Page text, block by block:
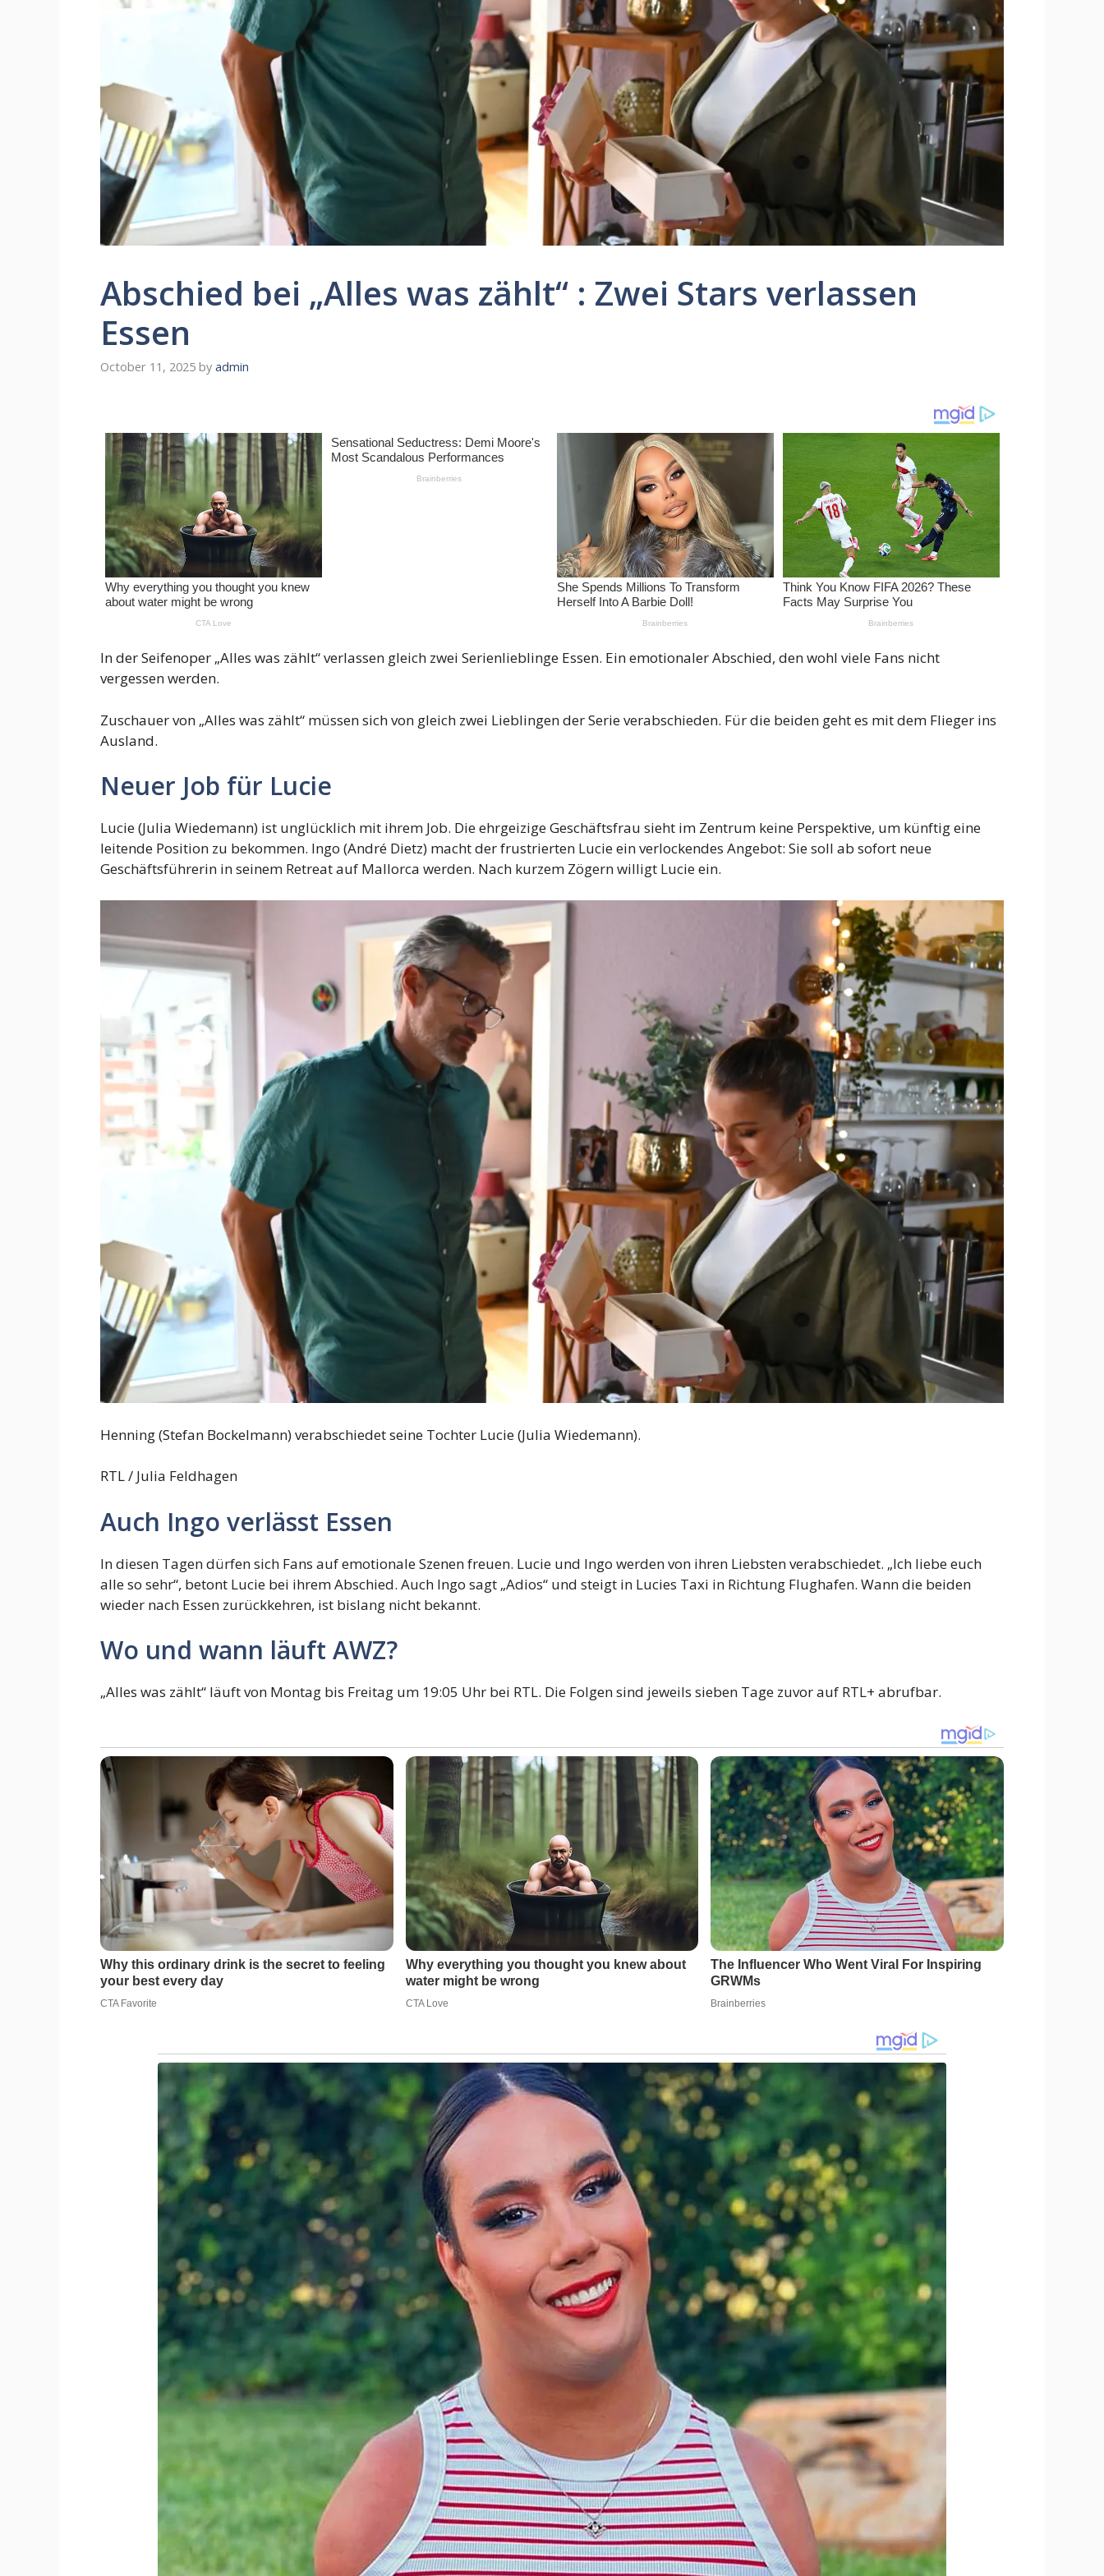
Abschied bei „Alles was zählt“ : Zwei Stars verlassen
Essen
October 11, 2025 by admin
In der Seifenoper „Alles was zählt“ verlassen gleich zwei Serienlieblinge Essen. Ein emotionaler Abschied, den wohl viele Fans nicht
vergessen werden.
Zuschauer von „Alles was zählt“ müssen sich von gleich zwei Lieblingen der Serie verabschieden. Für die beiden geht es mit dem Flieger ins
Ausland.
Neuer Job für Lucie
Lucie (Julia Wiedemann) ist unglücklich mit ihrem Job. Die ehrgeizige Geschäftsfrau sieht im Zentrum keine Perspektive, um künftig eine
leitende Position zu bekommen. Ingo (André Dietz) macht der frustrierten Lucie ein verlockendes Angebot: Sie soll ab sofort neue
Geschäftsführerin in seinem Retreat auf Mallorca werden. Nach kurzem Zögern willigt Lucie ein.
Henning (Stefan Bockelmann) verabschiedet seine Tochter Lucie (Julia Wiedemann).
RTL / Julia Feldhagen
Auch Ingo verlässt Essen
In diesen Tagen dürfen sich Fans auf emotionale Szenen freuen. Lucie und Ingo werden von ihren Liebsten verabschiedet. „Ich liebe euch
alle so sehr“, betont Lucie bei ihrem Abschied. Auch Ingo sagt „Adios“ und steigt in Lucies Taxi in Richtung Flughafen. Wann die beiden
wieder nach Essen zurückkehren, ist bislang nicht bekannt.
Wo und wann läuft AWZ?
„Alles was zählt“ läuft von Montag bis Freitag um 19:05 Uhr bei RTL. Die Folgen sind jeweils sieben Tage zuvor auf RTL+ abrufbar.